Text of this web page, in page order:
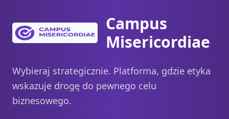
Campus
Misericordiae
Wybieraj strategicznie. Platforma, gdzie etyka
wskazuje drogę do pewnego celu
biznesowego.